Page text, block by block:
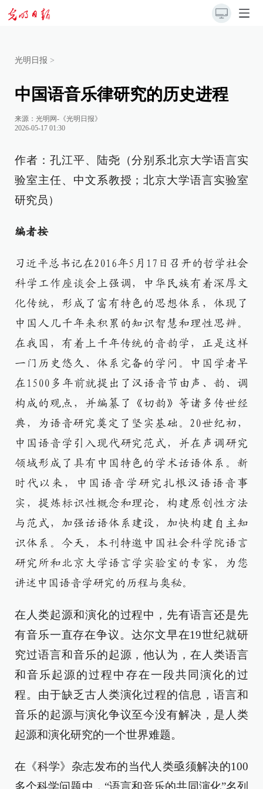
光明日报 >
中国语音乐律研究的历史进程
来源： 光明网-《光明日报》
2026-05-17 01:30
作者：孔江平、陆尧（分别系北京大学语言实
验室主任、中文系教授；北京大学语言实验室
研究员）
编者按
习近平总书记在2016年5月17日召开的哲学社会
科学工作座谈会上强调，中华民族有着深厚文
化传统，形成了富有特色的思想体系，体现了
中国人几千年来积累的知识智慧和理性思辨。
在我国，有着上千年传统的音韵学，正是这样
一门历史悠久、体系完备的学问。中国学者早
在1500多年前就提出了汉语音节由声、韵、调
构成的观点，并编纂了《切韵》等诸多传世经
典，为语音研究奠定了坚实基础。20世纪初，
中国语音学引入现代研究范式，并在声调研究
领域形成了具有中国特色的学术话语体系。新
时代以来，中国语音学研究扎根汉语语音事
实，提炼标识性概念和理论，构建原创性方法
与范式，加强话语体系建设，加快构建自主知
识体系。今天，本刊特邀中国社会科学院语言
研究所和北京大学语言学实验室的专家，为您
讲述中国语音学研究的历程与奥秘。
在人类起源和演化的过程中，先有语言还是先
有音乐一直存在争议。达尔文早在19世纪就研
究过语言和音乐的起源，他认为，在人类语言
和音乐起源的过程中存在一段共同演化的过
程。由于缺乏古人类演化过程的信息，语言和
音乐的起源与演化争议至今没有解决，是人类
起源和演化研究的一个世界难题。
在《科学》杂志发布的当代人类亟须解决的100
多个科学问题中，“语言和音乐的共同演化”名列